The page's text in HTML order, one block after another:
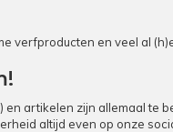
verfproducten en veel al
en artikelen zijn allemaal
altijd even op onze